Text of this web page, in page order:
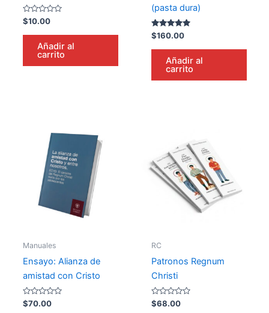
Valorado
en
0
$10.00
Añadir al
carrito
(pasta dura)
Valorado en
5.00
de 5
$160.00
Añadir al
carrito
Manuales
Ensayo: Alianza de
amistad con Cristo
Valorado
en
$70.00
RC
Patronos Regnum
Christi
Valorado
en
$68.00